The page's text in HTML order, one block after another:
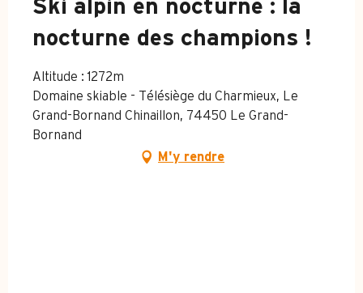
Ski alpin en nocturne : la
nocturne des champions !
Altitude : 1272m
Domaine skiable - Télésiège du Charmieux, Le
Grand-Bornand Chinaillon, 74450 Le Grand-
Bornand
M'y rendre